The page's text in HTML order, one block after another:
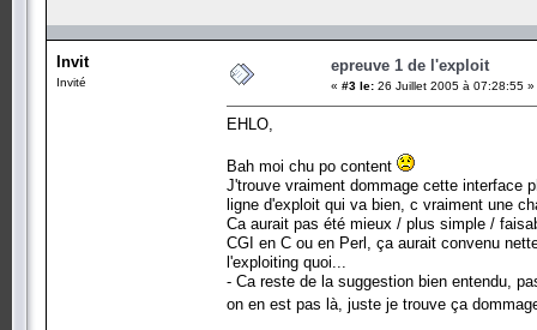
Invit
Invité
epreuve 1 de l'exploit
« #3 le: 26 Juillet 2005 à 07:28:55 »
EHLO,
Bah moi chu po content
J'trouve vraiment dommage cette interface
ligne d'exploit qui va bien, c vraiment une
Ca aurait pas été mieux / plus simple /
CGI en C ou en Perl, ça aurait convenu
l'exploiting quoi...
- Ca reste de la suggestion bien entendu,
on en est pas là, juste je trouve ça